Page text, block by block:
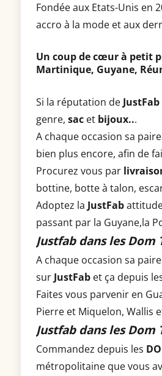
Fondée aux Etats-Unis en
accro à la mode et aux
Un coup de cœur à petit
Martinique, Guyane,
Si la réputation de JustFab
genre, sac et bijoux...
A chaque occasion sa
bien plus encore, afin de
Procurez vous par
bottine, botte à talon,
Adoptez la JustFabattitude
passant par la Guyane,la
Justfab dans les Dom
A chaque occasion sa
sur JustFabet ça depuis
Faites vous parvenir en
Pierre et Miquelon, Wallis
Justfab dans les Dom
Commandez depuis les
métropolitaine que vous